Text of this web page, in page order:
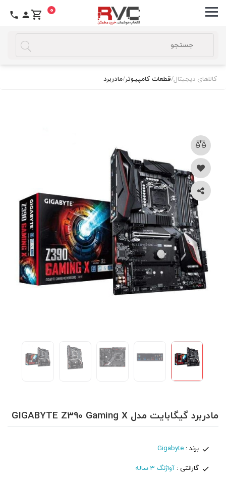
0
کالاهای دیجیتال/قطعات کامپیوتر/مادربرد
مادربرد گیگابایت مدل GIGABYTE Z390 Gaming X
برند :Gigabyte
گارانتی :آواژنگ 3 ساله